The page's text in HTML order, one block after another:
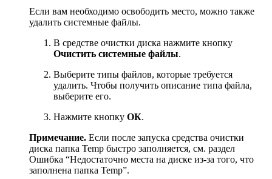
Если вам необходимо освободить место, можно также
удалить системные файлы.
В средстве очистки диска нажмите кнопку
Очистить системные файлы.
Выберите типы файлов, которые требуется
удалить. Чтобы получить описание типа файла,
выберите его.
Нажмите кнопку ОК.
Примечание. Если после запуска средства очистки
диска папка Temp быстро заполняется, см. раздел
Ошибка “Недостаточно места на диске из-за того, что
заполнена папка Temp”.